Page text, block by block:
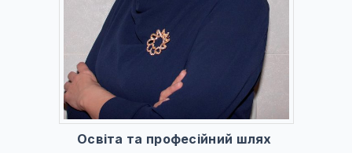
Освіта та професійний шлях